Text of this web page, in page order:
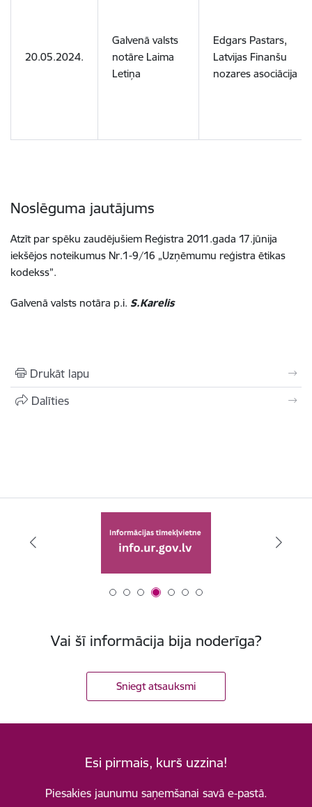
20.05.2024.
Galvenā valsts
notāre Laima
Letiņa
Edgars Pastars,
Latvijas Finanšu
nozares asociācija
Noslēguma jautājums
Atzīt par spēku zaudējušiem Reģistra 2011.gada 17.jūnija
iekšējos noteikumus Nr.1-9/16 „Uzņēmumu reģistra ētikas
kodekss”.
Galvenā valsts notāra p.i. S.Karelis
Drukāt lapu
Dalīties
Vai šī informācija bija noderīga?
Sniegt atsauksmi
Esi pirmais, kurš uzzina!
Piesakies jaunumu saņemšanai savā e-pastā.